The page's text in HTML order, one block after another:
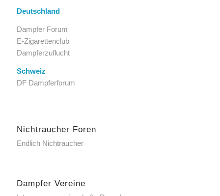
Deutschland
Dampfer Forum
E-Zigarettenclub
Dampferzuflucht
Schweiz
DF Dampferforum
Nichtraucher Foren
Endlich Nichtraucher
Dampfer Vereine